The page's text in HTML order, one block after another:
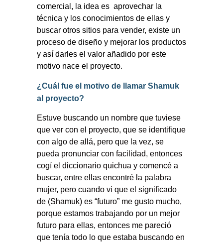
comercial, la idea es aprovechar la
técnica y los conocimientos de ellas y
buscar otros sitios para vender, existe un
proceso de diseño y mejorar los productos
y así darles el valor añadido por este
motivo nace el proyecto.
¿Cuál fue el motivo de llamar Shamuk
al proyecto?
Estuve buscando un nombre que tuviese
que ver con el proyecto, que se identifique
con algo de allá, pero que la vez, se
pueda pronunciar con facilidad, entonces
cogí el diccionario quichua y comencé a
buscar, entre ellas encontré la palabra
mujer, pero cuando vi que el significado
de (Shamuk) es “futuro” me gusto mucho,
porque estamos trabajando por un mejor
futuro para ellas, entonces me pareció
que tenía todo lo que estaba buscando en